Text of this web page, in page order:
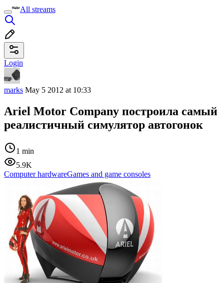
All streams
Login
marks May 5 2012 at 10:33
Ariel Motor Company построила самый
реалистичный симулятор автогонок
1 min
5.9K
Computer hardwareGames and game consoles